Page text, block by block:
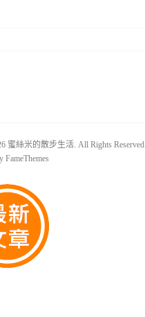
蜜絲米的散步生活. All Rights Reserved.
FameThemes